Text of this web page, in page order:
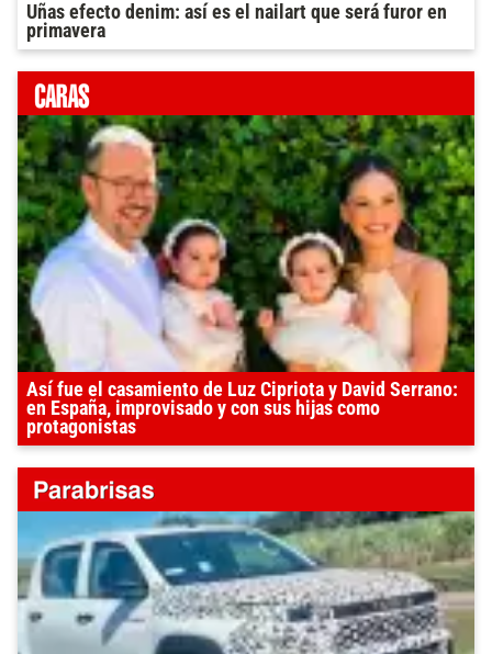
Uñas efecto denim: así es el nailart que será furor en
primavera
Así fue el casamiento de Luz Cipriota y David Serrano:
en España, improvisado y con sus hijas como
protagonistas